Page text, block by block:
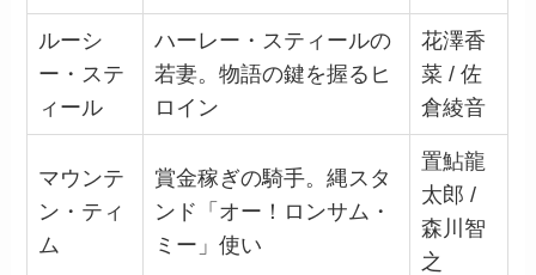
ルーシ
ー・ステ
ィール
ハーレー・スティールの
若妻。物語の鍵を握るヒ
ロイン
花澤香
菜 / 佐
倉綾音
マウンテ
ン・ティ
ム
賞金稼ぎの騎手。縄スタ
ンド「オー！ロンサム・
ミー」使い
置鮎龍
太郎 /
森川智
之